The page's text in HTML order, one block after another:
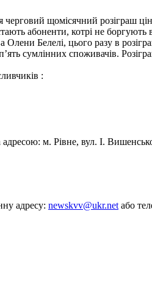
черговий щомісячний розіграш
абоненти, котрі не боргують
Белелі, цього разу в
сумлінних споживачів.
:
м. Рівне, вул. І.
адресу: newskvv@ukr.netабо